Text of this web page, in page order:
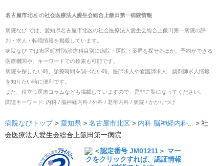
名古屋市北区の社会医療法人愛生会総合上飯田第一病院情報
病院なび では、 愛知県名古屋市北区の社会医療法人愛生会総合上飯田第一病院の評
判・求人・転職情報を掲載しています。
病院なび では市区町村別/診療科目別に病院・医院・薬局を探せるほか、予約ができる
医療機関や、キーワードでの検索も可能です。
病院を探したい時、診療時間を調べたい時、医師求人や看護師求人、薬剤師求人情報
を知りたい時に便利です。
また、役立つ医療コラムなども掲載していますので、是非ご覧になってください。
関連キーワード: 内科 / 脳神経内科 / 外科 / 老年内科 / 病院 / かかりつけ
病院なびトップ > 愛知県 > 名古屋市北区 > 内科 脳神経内科... > 社
会医療法人愛生会総合上飯田第一病院